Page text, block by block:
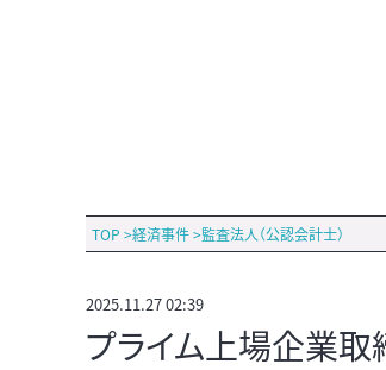
TOP >経済事件>監査法人（公認会計士）
2025.11.27 02:39
プライム上場企業